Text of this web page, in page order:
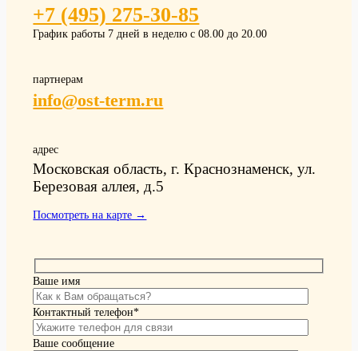
+7 (495) 275-30-85
График работы 7 дней в неделю с 08.00 до 20.00
партнерам
info@ost-term.ru
адрес
Московская область, г. Краснознаменск, ул.
Березовая аллея, д.5
Посмотреть на карте →
Ваше имя
Контактный телефон*
Ваше сообщение